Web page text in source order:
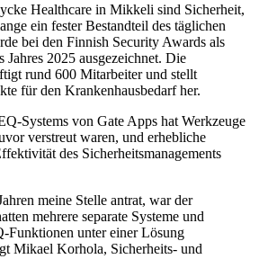
Healthcare in Mikkeli sind Sicherheit,
ein fester Bestandteil des täglichen
bei den Finnish Security Awards als
Jahres 2025 ausgezeichnet. Die
rund 600 Mitarbeiter und stellt
für den Krankenhausbedarf her.
Systems von Gate Apps hat Werkzeuge
verstreut waren, und erhebliche
des Sicherheitsmanagements
meine Stelle antrat, war der
mehrere separate Systeme und
Funktionen unter einer Lösung
Mikael Korhola, Sicherheits- und